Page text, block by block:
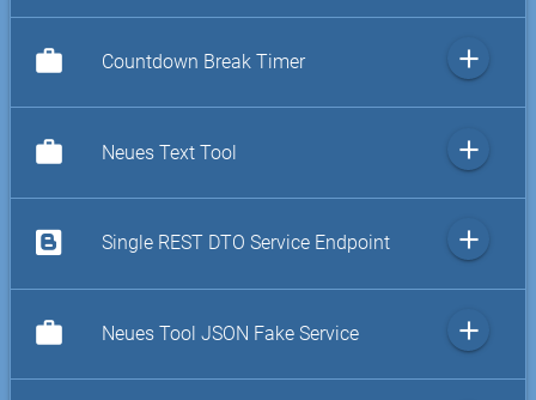
work Countdown Break Timer add
work Neues Text Tool add
Single REST DTO Service Endpoint add
work Neues Tool JSON Fake Service add